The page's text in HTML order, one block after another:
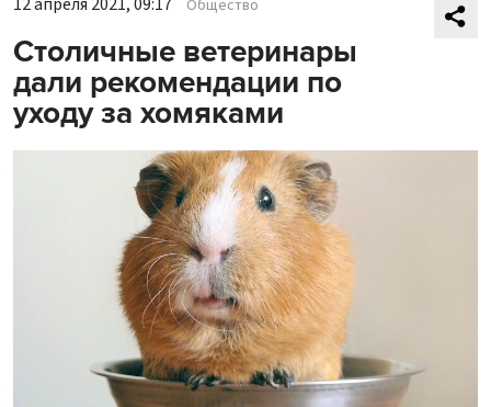
12 апреля 2021, 09:17 Общество
Столичные ветеринары
дали рекомендации по
уходу за хомяками